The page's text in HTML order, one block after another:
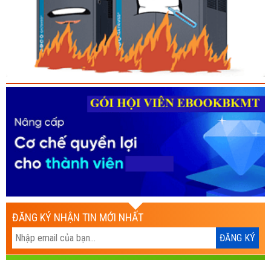
ĐĂNG KÝ NHẬN TIN MỚI NHẤT